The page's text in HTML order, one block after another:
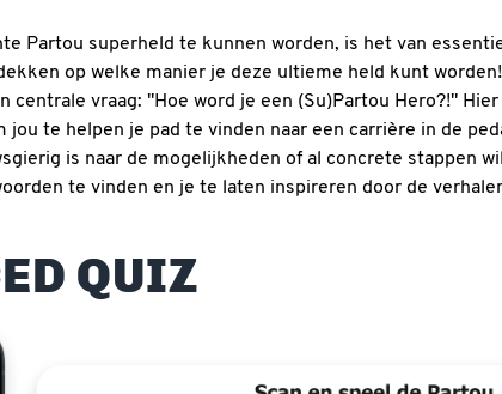
Partou superheld te kunnen worden, is het van
op welke manier je deze ultieme held kunt
centrale vraag: "Hoe word je een (Su)Partou Hero?!"
jou te helpen je pad te vinden naar een carrière in de
is naar de mogelijkheden of al concrete stappen
te vinden en je te laten inspireren door de
QUIZ